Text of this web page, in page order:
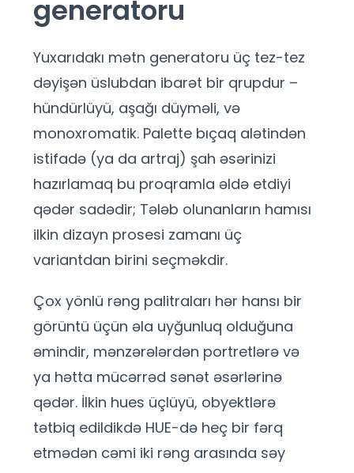
generatoru
Yuxarıdakı mətn generatoru üç tez-tez
dəyişən üslubdan ibarət bir qrupdur –
hündürlüyü, aşağı düyməli, və
monoxromatik. Palette bıçaq alətindən
istifadə (ya da artraj) şah əsərinizi
hazırlamaq bu proqramla əldə etdiyi
qədər sadədir; Tələb olunanların hamısı
ilkin dizayn prosesi zamanı üç
variantdan birini seçməkdir.
Çox yönlü rəng palitraları hər hansı bir
görüntü üçün əla uyğunluq olduğuna
əmindir, mənzərələrdən portretlərə və
ya hətta mücərrəd sənət əsərlərinə
qədər. İlkin hues üçlüyü, obyektlərə
tətbiq edildikdə HUE-də heç bir fərq
etmədən cəmi iki rəng arasında səy